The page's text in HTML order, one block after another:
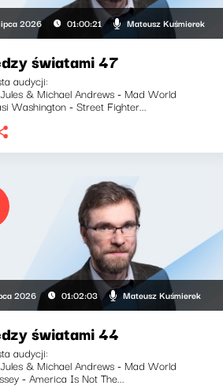
2026 01:00:21 Mateusz Kuśmierek
światami 47
audycji:
& Michael Andrews - Mad World
Washington - Street Fighter...
2026 01:02:03 Mateusz Kuśmierek
światami 44
audycji:
& Michael Andrews - Mad World
- America Is Not The...